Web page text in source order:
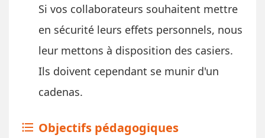
​Si vos collaborateurs souhaitent mettre
en sécurité leurs effets personnels, nous
leur mettons à disposition des casiers.
Ils doivent cependant se munir d'un
cadenas.
format_list_bulleted Objectifs pédagogiques